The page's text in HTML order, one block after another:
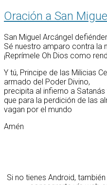
Oración a San
San Miguel Arcángel
Sé nuestro amparo contra la
¡Reprímele Oh Dios como
Y tú, Principe de las Milicias
armado del Poder Divino,
precipita al infierno a
que para la perdición de las
vagan por el mundo
Amén
Si no tienes Android,